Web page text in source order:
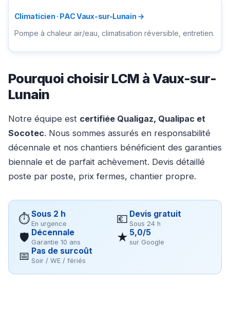
Climaticien · PAC Vaux-sur-Lunain →
Pompe à chaleur air/eau, climatisation réversible, entretien.
Pourquoi choisir LCM à Vaux-sur-
Lunain
Notre équipe est certifiée Qualigaz, Qualipac et
Socotec. Nous sommes assurés en responsabilité
décennale et nos chantiers bénéficient des garanties
biennale et de parfait achèvement. Devis détaillé
poste par poste, prix fermes, chantier propre.
⏱Sous 2 h
En urgence 💶 Devis gratuit
Sous 24 h
🛡 Décennale
Garantie 10 ans ★ 5,0/5
sur Google
📅 Pas de surcoût
Soir / WE / fériés